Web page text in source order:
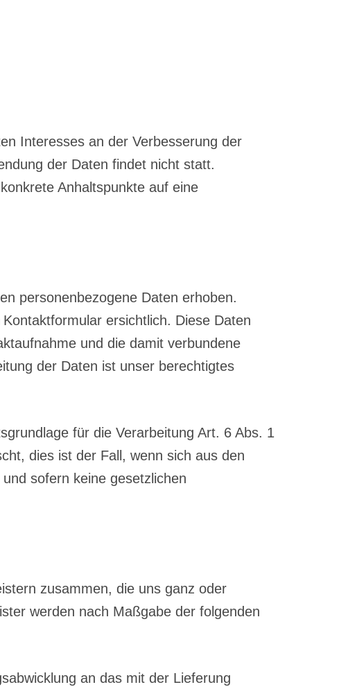
Interesses an der Verbesserung der
der Daten findet nicht statt.
Anhaltspunkte auf eine
personenbezogene Daten erhoben.
ersichtlich. Diese Daten
und die damit verbundene
der Daten ist unser berechtigtes
für die Verarbeitung Art. 6 Abs. 1
dies ist der Fall, wenn sich aus den
sofern keine gesetzlichen
zusammen, die uns ganz oder
werden nach Maßgabe der folgenden
an das mit der Lieferung